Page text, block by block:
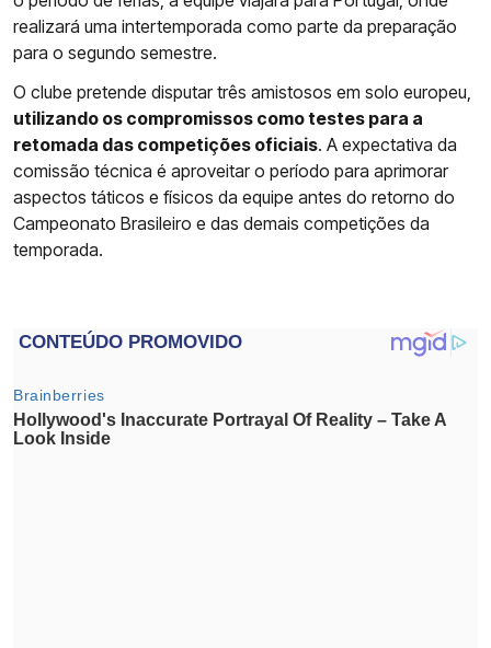
realizará uma intertemporada como parte da preparação
para o segundo semestre.
O clube pretende disputar três amistosos em solo europeu,
utilizando os compromissos como testes para a
retomada das competições oficiais. A expectativa da
comissão técnica é aproveitar o período para aprimorar
aspectos táticos e físicos da equipe antes do retorno do
Campeonato Brasileiro e das demais competições da
temporada.